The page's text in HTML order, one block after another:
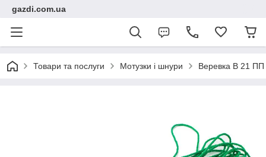
gazdi.com.ua
Товари та послуги Мотузки і шнури Веревка В 21